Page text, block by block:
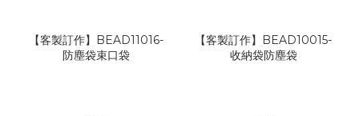
【客製訂作】BEAD11016-
防塵袋束口袋
【客製訂作】BEAD10015-
收納袋防塵袋